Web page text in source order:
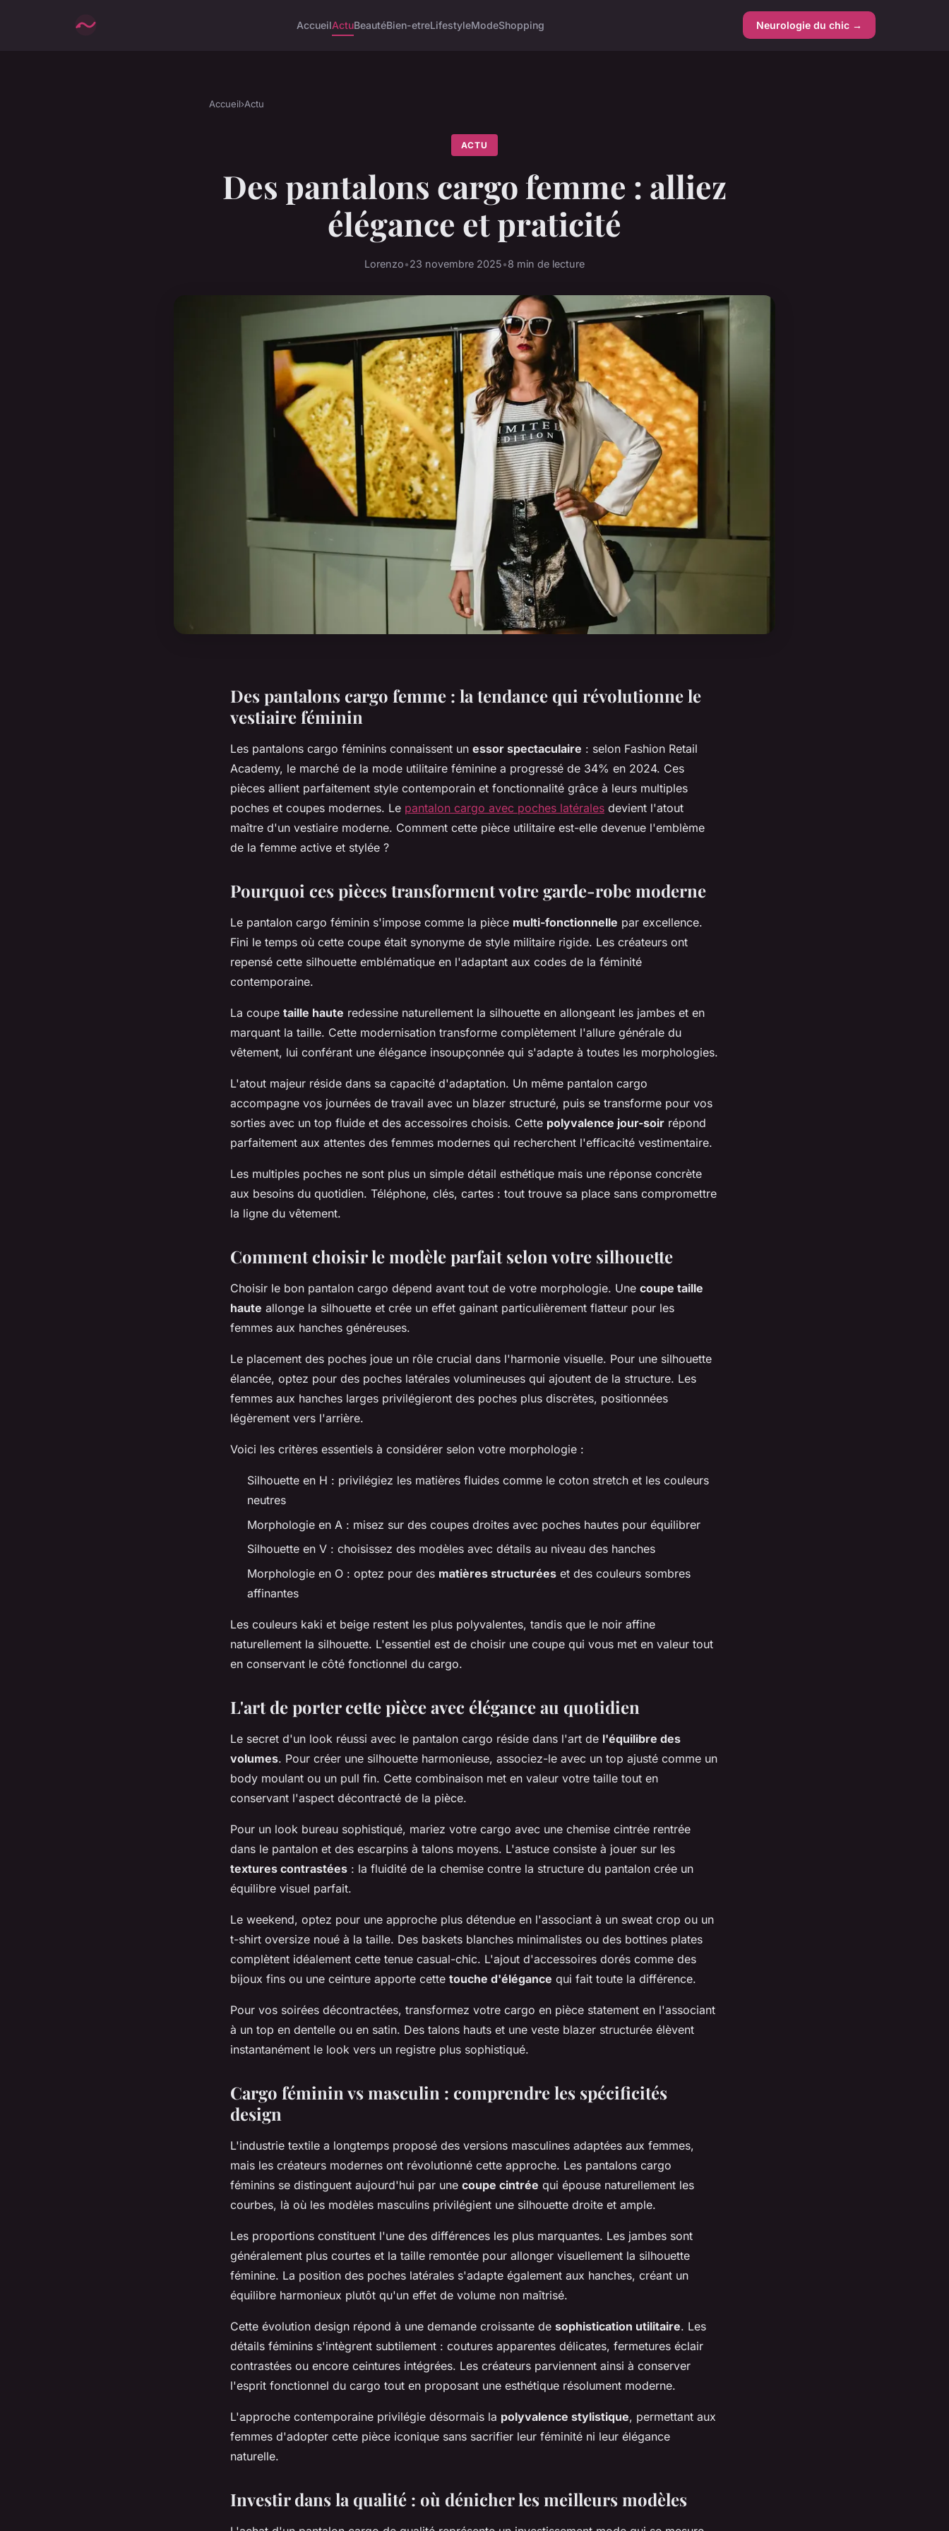
AccueilActuBeautéBien-etreLifestyleModeShopping Neurologie du chic →
Accueil›Actu
ACTU
Des pantalons cargo femme : alliez
élégance et praticité
Lorenzo•23 novembre 2025•8 min de lecture
Des pantalons cargo femme : la tendance qui révolutionne le
vestiaire féminin
Les pantalons cargo féminins connaissent un essor spectaculaire : selon Fashion Retail
Academy, le marché de la mode utilitaire féminine a progressé de 34% en 2024. Ces
pièces allient parfaitement style contemporain et fonctionnalité grâce à leurs multiples
poches et coupes modernes. Le pantalon cargo avec poches latérales devient l'atout
maître d'un vestiaire moderne. Comment cette pièce utilitaire est-elle devenue l'emblème
de la femme active et stylée ?
Pourquoi ces pièces transforment votre garde-robe moderne
Le pantalon cargo féminin s'impose comme la pièce multi-fonctionnelle par excellence.
Fini le temps où cette coupe était synonyme de style militaire rigide. Les créateurs ont
repensé cette silhouette emblématique en l'adaptant aux codes de la féminité
contemporaine.
La coupe taille haute redessine naturellement la silhouette en allongeant les jambes et en
marquant la taille. Cette modernisation transforme complètement l'allure générale du
vêtement, lui conférant une élégance insoupçonnée qui s'adapte à toutes les morphologies.
L'atout majeur réside dans sa capacité d'adaptation. Un même pantalon cargo
accompagne vos journées de travail avec un blazer structuré, puis se transforme pour vos
sorties avec un top fluide et des accessoires choisis. Cette polyvalence jour-soir répond
parfaitement aux attentes des femmes modernes qui recherchent l'efficacité vestimentaire.
Les multiples poches ne sont plus un simple détail esthétique mais une réponse concrète
aux besoins du quotidien. Téléphone, clés, cartes : tout trouve sa place sans compromettre
la ligne du vêtement.
Comment choisir le modèle parfait selon votre silhouette
Choisir le bon pantalon cargo dépend avant tout de votre morphologie. Une coupe taille
haute allonge la silhouette et crée un effet gainant particulièrement flatteur pour les
femmes aux hanches généreuses.
Le placement des poches joue un rôle crucial dans l'harmonie visuelle. Pour une silhouette
élancée, optez pour des poches latérales volumineuses qui ajoutent de la structure. Les
femmes aux hanches larges privilégieront des poches plus discrètes, positionnées
légèrement vers l'arrière.
Voici les critères essentiels à considérer selon votre morphologie :
Silhouette en H : privilégiez les matières fluides comme le coton stretch et les couleurs
neutres
Morphologie en A : misez sur des coupes droites avec poches hautes pour équilibrer
Silhouette en V : choisissez des modèles avec détails au niveau des hanches
Morphologie en O : optez pour des matières structurées et des couleurs sombres
affinantes
Les couleurs kaki et beige restent les plus polyvalentes, tandis que le noir affine
naturellement la silhouette. L'essentiel est de choisir une coupe qui vous met en valeur tout
en conservant le côté fonctionnel du cargo.
L'art de porter cette pièce avec élégance au quotidien
Le secret d'un look réussi avec le pantalon cargo réside dans l'art de l'équilibre des
volumes. Pour créer une silhouette harmonieuse, associez-le avec un top ajusté comme un
body moulant ou un pull fin. Cette combinaison met en valeur votre taille tout en
conservant l'aspect décontracté de la pièce.
Pour un look bureau sophistiqué, mariez votre cargo avec une chemise cintrée rentrée
dans le pantalon et des escarpins à talons moyens. L'astuce consiste à jouer sur les
textures contrastées : la fluidité de la chemise contre la structure du pantalon crée un
équilibre visuel parfait.
Le weekend, optez pour une approche plus détendue en l'associant à un sweat crop ou un
t-shirt oversize noué à la taille. Des baskets blanches minimalistes ou des bottines plates
complètent idéalement cette tenue casual-chic. L'ajout d'accessoires dorés comme des
bijoux fins ou une ceinture apporte cette touche d'élégance qui fait toute la différence.
Pour vos soirées décontractées, transformez votre cargo en pièce statement en l'associant
à un top en dentelle ou en satin. Des talons hauts et une veste blazer structurée élèvent
instantanément le look vers un registre plus sophistiqué.
Cargo féminin vs masculin : comprendre les spécificités
design
L'industrie textile a longtemps proposé des versions masculines adaptées aux femmes,
mais les créateurs modernes ont révolutionné cette approche. Les pantalons cargo
féminins se distinguent aujourd'hui par une coupe cintrée qui épouse naturellement les
courbes, là où les modèles masculins privilégient une silhouette droite et ample.
Les proportions constituent l'une des différences les plus marquantes. Les jambes sont
généralement plus courtes et la taille remontée pour allonger visuellement la silhouette
féminine. La position des poches latérales s'adapte également aux hanches, créant un
équilibre harmonieux plutôt qu'un effet de volume non maîtrisé.
Cette évolution design répond à une demande croissante de sophistication utilitaire. Les
détails féminins s'intègrent subtilement : coutures apparentes délicates, fermetures éclair
contrastées ou encore ceintures intégrées. Les créateurs parviennent ainsi à conserver
l'esprit fonctionnel du cargo tout en proposant une esthétique résolument moderne.
L'approche contemporaine privilégie désormais la polyvalence stylistique, permettant aux
femmes d'adopter cette pièce iconique sans sacrifier leur féminité ni leur élégance
naturelle.
Investir dans la qualité : où dénicher les meilleurs modèles